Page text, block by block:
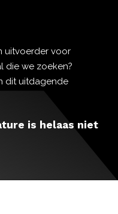
uitvoerder voor
die we zoeken?
dit uitdagende
is helaas niet